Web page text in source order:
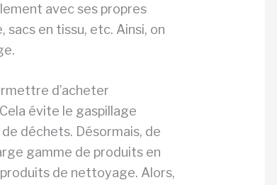
avec ses propres
en tissu, etc. Ainsi, on
d’acheter
évite le gaspillage
déchets. Désormais, de
gamme de produits en
de nettoyage. Alors,